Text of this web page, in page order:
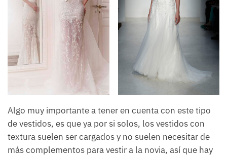
Algo muy importante a tener en cuenta con este tipo
de vestidos, es que ya por si solos, los vestidos con
textura suelen ser cargados y no suelen necesitar de
más complementos para vestir a la novia, así que hay